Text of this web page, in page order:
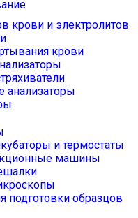
крови и электролитов
крови
анализаторы
и термостаты
машины
подготовки образцов